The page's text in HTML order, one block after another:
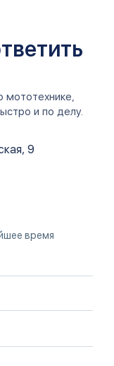
мототехнике,
и по делу.
9
время